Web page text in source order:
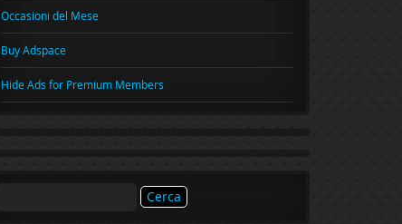
Occasioni del Mese
Buy Adspace
Hide Ads for Premium Members